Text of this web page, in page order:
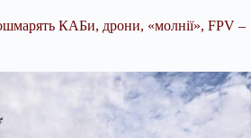
КАБи, дрони, «молнії», FPV –